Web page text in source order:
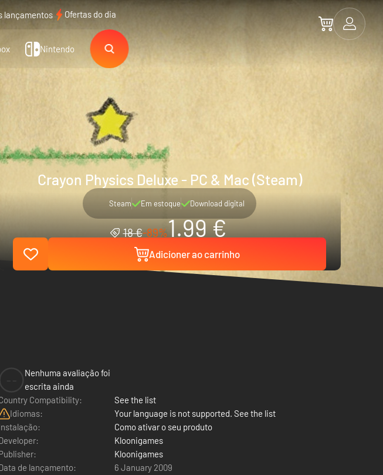
lançamentos Ofertas do dia
Nintendo
Crayon Physics Deluxe - PC & Mac (Steam)
Steam Em estoque Download digital
18 €-89%1.99 €
Adicioner ao carrinho
Nenhuma avaliação foi
escrita ainda
Compatibility:
See the list
Idiomas:
Your language is not supported. See the list
Como ativar o seu produto
Kloonigames
Kloonigames
de lançamento:
6 January 2009